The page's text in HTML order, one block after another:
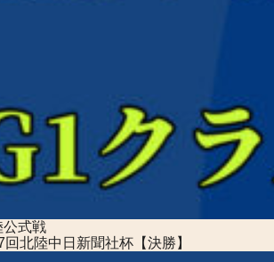
公式戦
回北陸中日新聞社杯【決勝】